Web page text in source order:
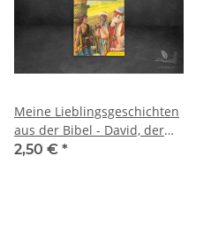
Meine Lieblingsgeschichten
aus der Bibel - David, der
Jüngste I Heft
2,50 € *